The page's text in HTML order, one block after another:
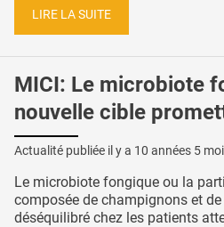
LIRE LA SUITE
MICI: Le microbiote
nouvelle cible
Actualité publiée il y a 10 années 5
Le microbiote fongique ou la
composée de champignons et de
déséquilibré chez les patients